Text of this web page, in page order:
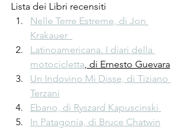
Lista dei Libri recensiti
Nelle Terre Estreme, di Jon
Krakauer
Latinoamericana. I diari della
motocicletta, di Ernesto Guevara
Un Indovino Mi Disse, di Tiziano
Terzani
Ebano, di Ryszard Kapuscinski
In Patagonia, di Bruce Chatwin